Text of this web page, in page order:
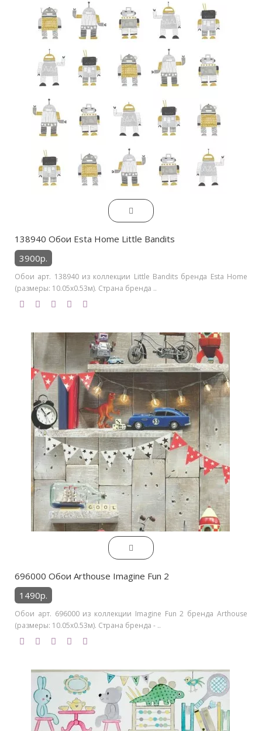
138940 Обои Esta Home Little Bandits
3900р.
Обои арт. 138940 из коллекции Little Bandits бренда Esta Home
(размеры: 10.05х0.53м). Страна бренда ..
696000 Обои Arthouse Imagine Fun 2
1490р.
Обои арт. 696000 из коллекции Imagine Fun 2 бренда Arthouse
(размеры: 10.05х0.53м). Страна бренда - ..